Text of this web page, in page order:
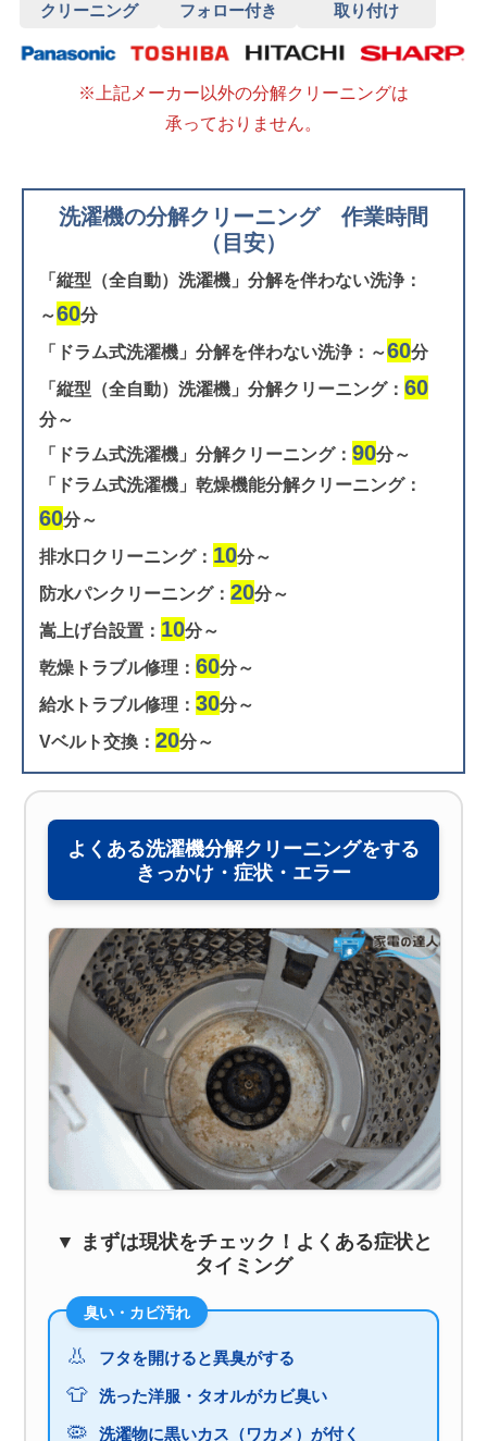
クリーニング
フォロー付き
取り付け
※上記メーカー以外の分解クリーニングは
承っておりません。
洗濯機の分解クリーニング 作業時間
（目安）
「縦型（全自動）洗濯機」分解を伴わない洗浄：
～60分
「ドラム式洗濯機」分解を伴わない洗浄：～60分
「縦型（全自動）洗濯機」分解クリーニング： 60
分～
「ドラム式洗濯機」分解クリーニング： 90分～
「ドラム式洗濯機」乾燥機能分解クリーニング：
60分～
排水口クリーニング： 10分～
防水パンクリーニング： 20分～
嵩上げ台設置： 10分～
乾燥トラブル修理： 60分～
給水トラブル修理： 30分～
Vベルト交換： 20分～
よくある洗濯機分解クリーニングをする
きっかけ・症状・エラー
▼ まずは現状をチェック！よくある症状と
タイミング
臭い・カビ汚れ
👃 フタを開けると異臭がする
👕 洗った洋服・タオルがカビ臭い
🦠 洗濯物に黒いカス（ワカメ）が付く